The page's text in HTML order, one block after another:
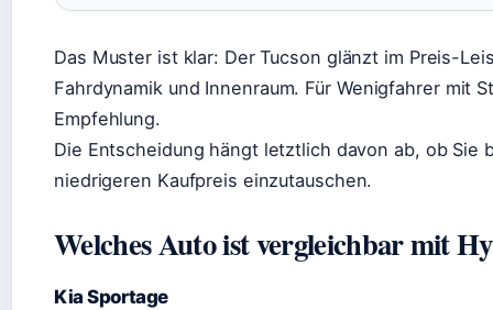
Das Muster ist klar: Der Tucson glänzt im Preis-
Fahrdynamik und Innenraum. Für Wenigfahrer mit
Empfehlung.
Die Entscheidung hängt letztlich davon ab, ob
niedrigeren Kaufpreis einzutauschen.
Welches Auto ist vergleichbar mit
Kia Sportage